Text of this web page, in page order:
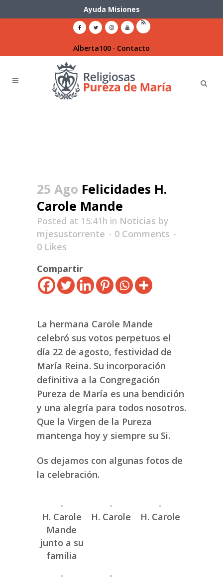
Ayuda Misiones
Alberta100 · Contacto
25 Ago Felicidades H.
Carole Mande
Posted at 15:41h in Noticias by
mjesustorrente
0 Comments
0 Likes
Compartir
La hermana Carole Mande
celebró sus votos perpetuos el
día 22 de agosto, festividad de
María Reina. Su incorporación
definitiva a la Congregación
Pureza de María es una bendición
y una alegría para todos nosotros.
Que la Virgen de la Pureza
mantenga hoy y siempre su Si.
Os dejamos con algunas fotos de
la celebración.
H. Carole
Mande
junto a su
familia
H. Carole H. Carole